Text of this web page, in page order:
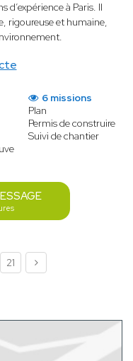
d’expérience à Paris. Il
rigoureuse et humaine,
6 missions
Plan
Permis de construire
Suivi de chantier
21